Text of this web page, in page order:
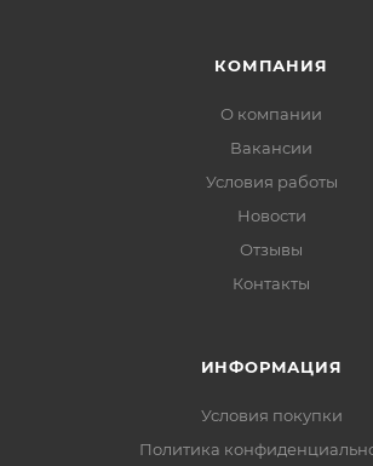
КОМПАНИЯ
О компании
Вакансии
Условия работы
Новости
Отзывы
Контакты
ИНФОРМАЦИЯ
Условия покупки
Политика